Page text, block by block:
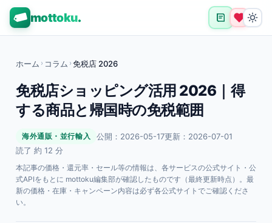
mottoku.
ホーム › コラム › 免税店 2026
免税店ショッピング活用 2026｜得
する商品と帰国時の免税範囲
海外通販・並行輸入 公開：2026-05-17更新：2026-07-01
読了 約 12 分
本記事の価格・還元率・セール等の情報は、各サービスの公式サイト・公
式APIをもとに mottoku編集部が確認したものです（最終更新時点）。最
新の価格・在庫・キャンペーン内容は必ず各公式サイトでご確認くださ
い。